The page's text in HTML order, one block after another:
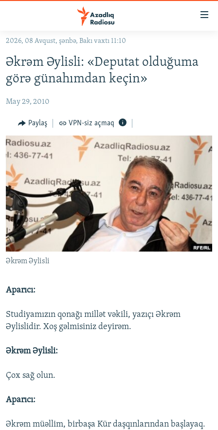
Əsas
qayıt
Əsas
naviqasiyaya
qayıt
KORRUPSIOMETR
#ƏSLINDƏ
FƏRQƏ BAX
QANUNI DOĞRU
ARAŞDIRMA
MULTIMEDIA
VIDEO
FOTOQALEREYA
İNFOQRAFIKA
KARIKATURA
RADIO ARXIV
OXU ZALI
AZƏRBAYCAN ƏDƏBIYYATI KITABXANASI
İSLAM VƏ DEMOKRATIYA
İZ - MƏDƏNIYYƏT PROQRAMI
HAQQIMIZDA
MISSIYAMIZ
PEŞƏ ETIKASI VƏ JURNALISTIKA STANDARTLARIMIZ
MATERIALLARIMIZDAN ISTIFADƏ
XƏBƏR BÜLLETENLƏRIMIZ
BIZI IZLƏ
2026, 08 Avqust, şənbə, Bakı vaxtı 11:10
Əkrəm Əylisli: «Deputat olduğuma
görə günahımdan keçin»
May 29, 2010
Paylaş VPN-siz açmaq
Əkrəm Əylisli
Aparıcı:
Studiyamızın qonağı millət vəkili, yazıçı Əkrəm
Əylislidir. Xoş gəlmisiniz deyirəm.
Əkrəm Əylisli:
Çox sağ olun.
Aparıcı:
Əkrəm müəllim, birbaşa Kür daşqınlarından başlayaq.